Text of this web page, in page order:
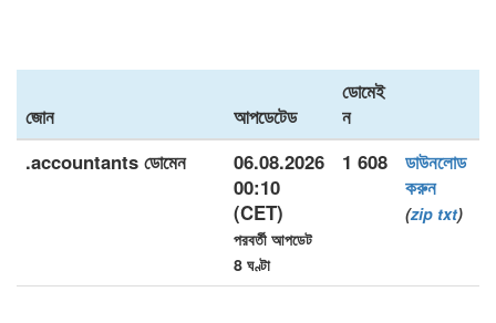
জোন আপডেটেড
ডোমেই
ন
.accountants ডোমেন
06.08.2026
00:10
(CET)
পরবর্তী আপডেট
8 ঘণ্টা
1 608
ডাউনলোড
করুন
(zip txt)